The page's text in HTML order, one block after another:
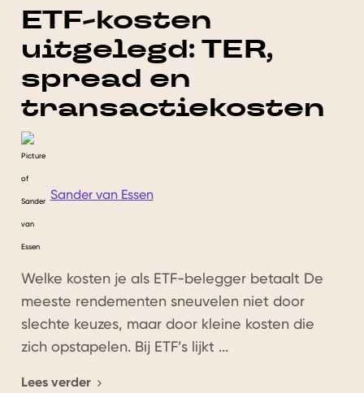
ETF-kosten
uitgelegd: TER,
spread en
transactiekosten
Sander van Essen
Welke kosten je als ETF-belegger betaalt De
meeste rendementen sneuvelen niet door
slechte keuzes, maar door kleine kosten die
zich opstapelen. Bij ETF’s lijkt ...
Lees verder